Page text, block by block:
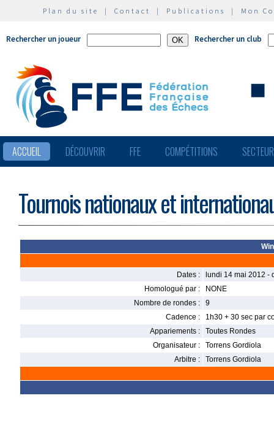
Plan du site | Contact | Publications | Mon
Rechercher un joueur Rechercher un club
ACCUEIL DÉCOUVRIR FFE COMPÉTITIONS
Tournois nationaux et
Dates :
lundi 14 mai 2012 -
Homologué par :
NONE
Nombre de rondes :
9
Cadence :
1h30 + 30 sec par
Appariements :
Toutes Rondes
Organisateur :
Torrens Gordiola
Arbitre :
Torrens Gordiola